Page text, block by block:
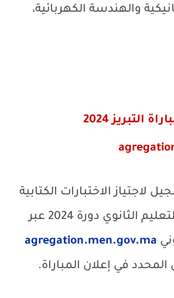
والهندسة الكهربائية،
التبريز 2024
لاجتياز الاختبارات الكتابية
لمباراة التبريز للتعليم الثانوي دورة 2024 عبر
agregation.men.gov.ma
في إعلان المباراة.